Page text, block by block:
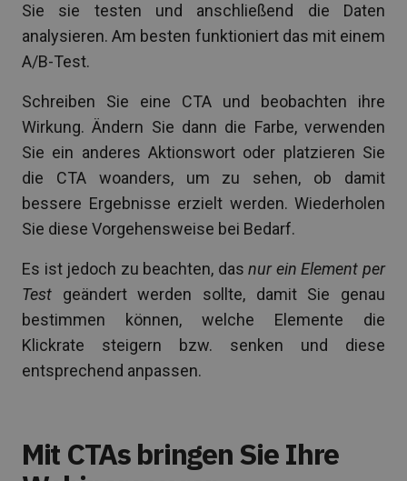
Sie sie testen und anschließend die Daten
analysieren. Am besten funktioniert das mit einem
A/B-Test.
Schreiben Sie eine CTA und beobachten ihre
Wirkung. Ändern Sie dann die Farbe, verwenden
Sie ein anderes Aktionswort oder platzieren Sie
die CTA woanders, um zu sehen, ob damit
bessere Ergebnisse erzielt werden. Wiederholen
Sie diese Vorgehensweise bei Bedarf.
Es ist jedoch zu beachten, dasnur ein Element per
Test geändert werden sollte, damit Sie genau
bestimmen können, welche Elemente die
Klickrate steigern bzw. senken und diese
entsprechend anpassen.
Mit CTAs bringen Sie Ihre